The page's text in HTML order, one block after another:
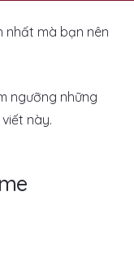
nhất mà bạn nên
ngưỡng những
này.